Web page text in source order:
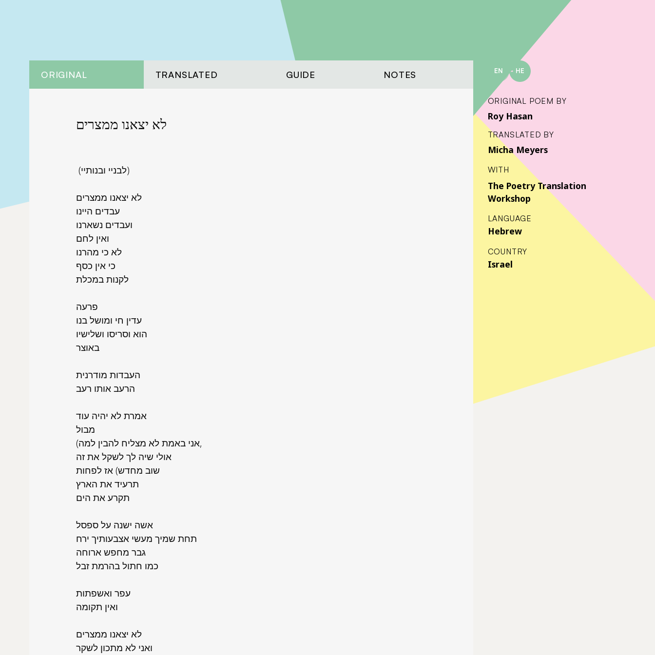
ORIGINAL TRANSLATED GUIDE NOTES
לא יצאנו ממצרים
(לבניי ובנותיי)
לא יצאנו ממצרים
עבדים היינו
ועבדים נשארנו
ואין לחם
לא כי מהרנו
כי אין כסף
לקנות במכלת
פרעה
עדין חי ומושל בנו
הוא וסריסו ושלישיו
באוצר
העבדות מודרנית
הרעב אותו רעב
אמרת לא יהיה עוד
מבול
(אני באמת לא מצליח להבין למה,
אולי שיה לך לשקל את זה
שוב מחדש) אז לפחות
תרעיד את הארץ
תקרע את הים
אשה ישנה על ספסל
תחת שמיך מעשי אצבעותיך ירח
גבר מחפש ארוחה
כמו חתול בהרמת זבל
עפר ואשפתות
ואין תקומה
לא יצאנו ממצרים
ואני לא מתכון לשקר
EN HE
ORIGINAL POEM BY
Roy Hasan
TRANSLATED BY
Micha Meyers
WITH
The Poetry Translation
Workshop
LANGUAGE
Hebrew
COUNTRY
Israel